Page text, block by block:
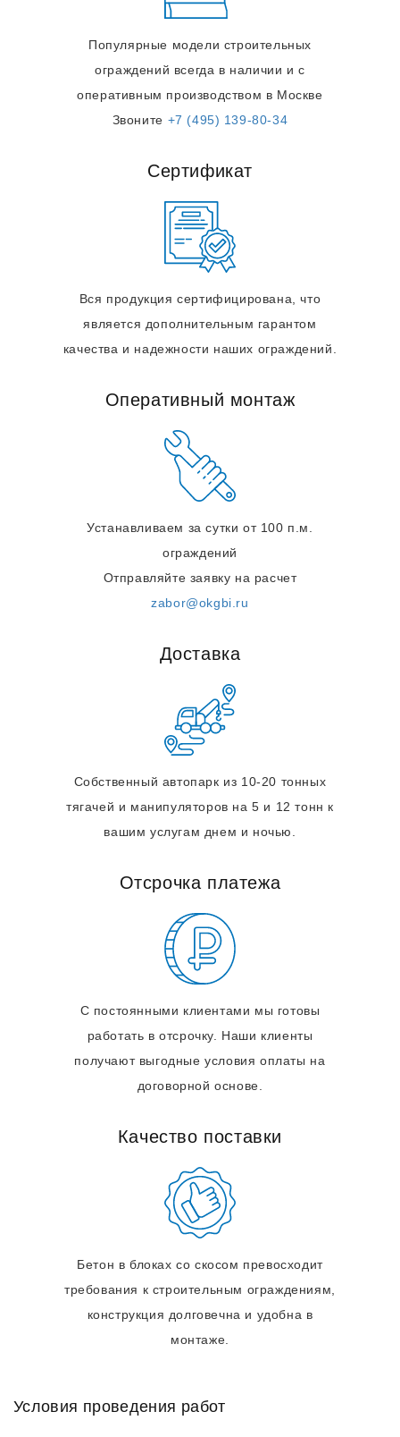
Популярные модели строительных
ограждений всегда в наличии и с
оперативным производством в Москве
Звоните +7 (495) 139-80-34
Сертификат
Вся продукция сертифицирована, что
является дополнительным гарантом
качества и надежности наших ограждений.
Оперативный монтаж
Устанавливаем за сутки от 100 п.м.
ограждений
Отправляйте заявку на расчет
zabor@okgbi.ru
Доставка
Собственный автопарк из 10-20 тонных
тягачей и манипуляторов на 5 и 12 тонн к
вашим услугам днем и ночью.
Отсрочка платежа
С постоянными клиентами мы готовы
работать в отсрочку. Наши клиенты
получают выгодные условия оплаты на
договорной основе.
Качество поставки
Бетон в блоках со скосом превосходит
требования к строительным ограждениям,
конструкция долговечна и удобна в
монтаже.
Условия проведения работ